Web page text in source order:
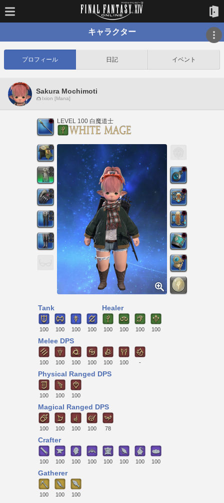
キャラクター
プロフィール 日記 イベント
Sakura Mochimoti
Ixion [Mana]
LEVEL 100 白魔道士
Tank
100 100 100 100
Healer
100 100 100 100
Melee DPS
100 100 100 100 100 100 -
Physical Ranged DPS
100 100 100
Magical Ranged DPS
100 100 100 100 78
Crafter
100 100 100 100 100 100 100 100
Gatherer
100 100 100